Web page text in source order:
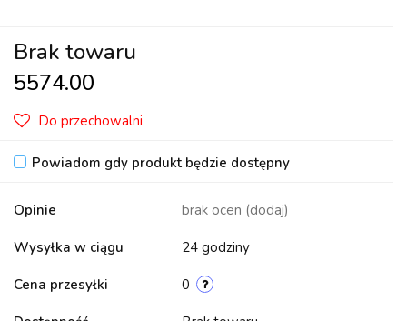
Brak towaru
5574.00
Do przechowalni
Powiadom gdy produkt będzie dostępny
Opinie brak ocen (dodaj)
Wysyłka w ciągu 24 godziny
Cena przesyłki 0